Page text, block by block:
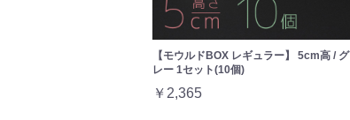
【モウルドBOX レギュラー】 5cm高 / グ
レー 1セット(10個)
￥2,365